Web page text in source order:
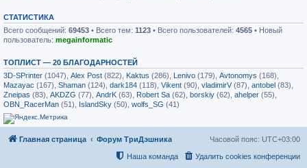
СТАТИСТИКА
Всего сообщений: 69453 • Всего тем: 1123 • Всего пользователей: 4565 • Новый
пользователь: megainformatic
ТОПЛИСТ — 20 БЛАГОДАРНОСТЕЙ
3D-SPrinter (1047), Alex Post (822), Kaktus (286), Lenivo (179), Avtonomys (168),
Mazayac (167), Shaman (124), dark184 (118), Vikent (90), vladimirV(87), antobel (83),
Zneipas (83), AKDZG (77), AndrK (63), Robert Sa (62), borskiy (62), ahelper (55),
OBN_RacerMan (51), IslandSky (50), wolfs_SG (41)
Главная страница Форум ТриДэшника Часовой пояс: UTC+03:00
Удалить cookies конференции
Наша команда